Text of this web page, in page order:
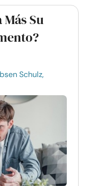
Su
Schulz,